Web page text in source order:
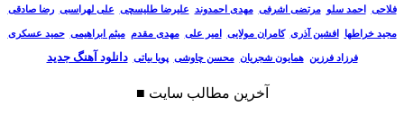
فلاحی احمد سلو مرتضی اشرفی مهدی احمدوند علیرضا طلیسچی علی لهراسبی رضا صادقی
مجید خراطها افشین آذری کامران مولایی امیر علی مهدی مقدم میثم ابراهیمی حمید عسکری
فرزاد فرزین همایون شجریان محسن چاوشی پویا بیاتی دانلود آهنگ جدید
■ آخرین مطالب سایت